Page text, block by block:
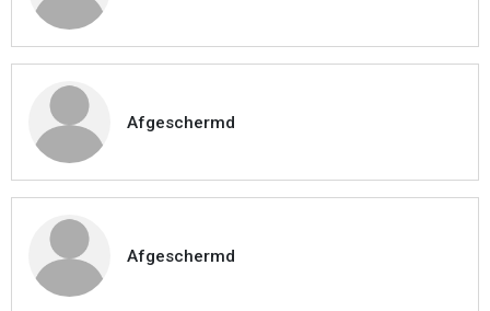
Afgeschermd
Afgeschermd